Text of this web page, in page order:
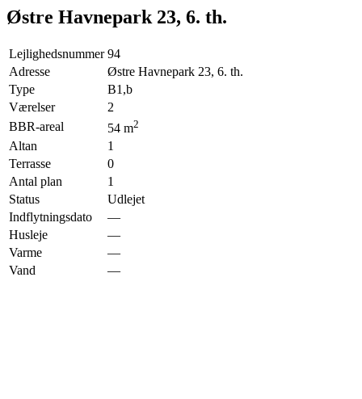
Østre Havnepark 23, 6. th.
Lejlighedsnummer 94
Adresse
Østre Havnepark 23, 6. th.
Type
B1,b
Værelser
2
BBR-areal
54 m2
Altan
1
Terrasse
0
Antal plan
1
Status
Udlejet
Indflytningsdato
—
Husleje
—
Varme
—
Vand
—